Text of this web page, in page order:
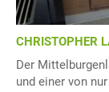
CHRISTOPHER
Der
und einer von